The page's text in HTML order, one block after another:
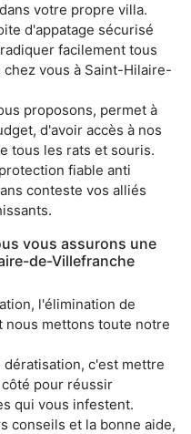
votre propre villa.
d'appatage sécurisé
facilement tous
vous à Saint-Hilaire-
proposons, permet à
d'avoir accès à nos
tous les rats et souris.
fiable anti
conteste vos alliés
vous assurons une
de-Villefranche
l'élimination de
mettons toute notre
c'est mettre
pour réussir
qui vous infestent.
conseils et la bonne aide,